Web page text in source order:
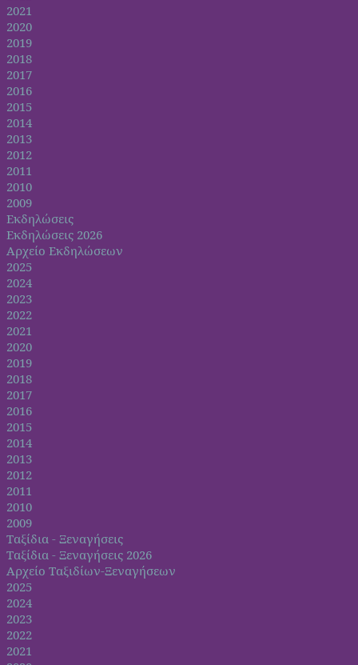
2021
2020
2019
2018
2017
2016
2015
2014
2013
2012
2011
2010
2009
Εκδηλώσεις
Εκδηλώσεις 2026
Αρχείο Εκδηλώσεων
2025
2024
2023
2022
2021
2020
2019
2018
2017
2016
2015
2014
2013
2012
2011
2010
2009
Ταξίδια - Ξεναγήσεις
Ταξίδια - Ξεναγήσεις 2026
Αρχείο Ταξιδίων-Ξεναγήσεων
2025
2024
2023
2022
2021